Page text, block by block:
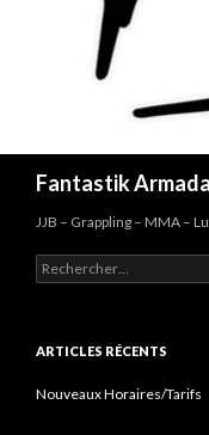
Fantastik
JJB – Grappling – MMA –
Rechercher :
ARTICLES RÉCENTS
Nouveaux Horaires/Tarifs